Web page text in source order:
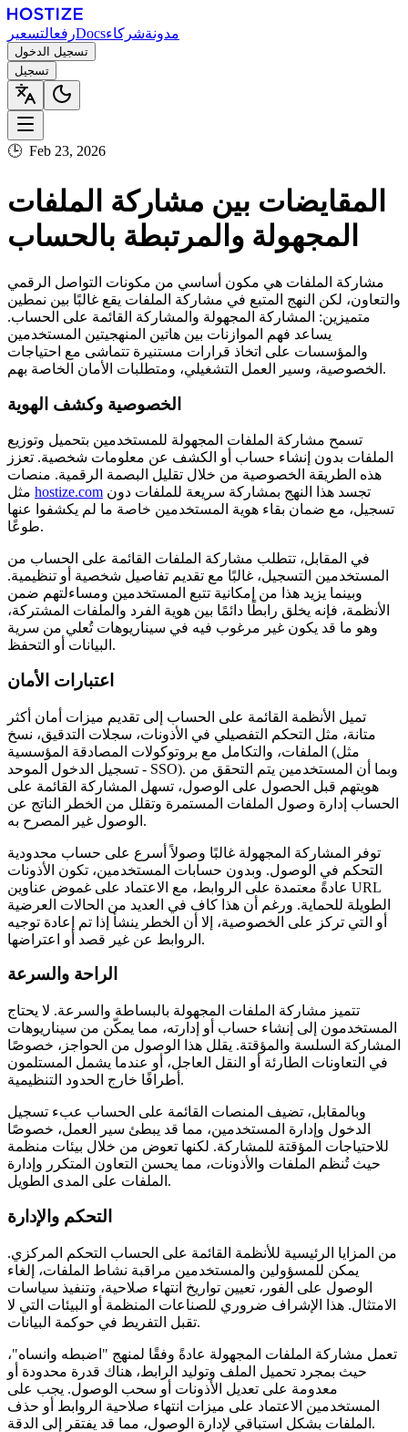
رفعالتسعير Docs مدونةشركاء
تسجيل الدخول
تسجيل
🕒 Feb 23, 2026
المقايضات بين مشاركة الملفات
المجهولة والمرتبطة بالحساب
مشاركة الملفات هي مكون أساسي من مكونات التواصل الرقمي
والتعاون، لكن النهج المتبع في مشاركة الملفات يقع غالبًا بين نمطين
متميزين: المشاركة المجهولة والمشاركة القائمة على الحساب.
يساعد فهم الموازنات بين هاتين المنهجيتين المستخدمين
والمؤسسات على اتخاذ قرارات مستنيرة تتماشى مع احتياجات
الخصوصية، وسير العمل التشغيلي، ومتطلبات الأمان الخاصة بهم.
الخصوصية وكشف الهوية
تسمح مشاركة الملفات المجهولة للمستخدمين بتحميل وتوزيع
الملفات بدون إنشاء حساب أو الكشف عن معلومات شخصية. تعزز
هذه الطريقة الخصوصية من خلال تقليل البصمة الرقمية. منصات
hostize.com
تسجيل، مع ضمان بقاء هوية المستخدمين خاصة ما لم يكشفوا عنها
طوعًا.
في المقابل، تتطلب مشاركة الملفات القائمة على الحساب من
المستخدمين التسجيل، غالبًا مع تقديم تفاصيل شخصية أو تنظيمية.
وبينما يزيد هذا من إمكانية تتبع المستخدمين ومساءلتهم ضمن
الأنظمة، فإنه يخلق رابطًا دائمًا بين هوية الفرد والملفات المشتركة،
وهو ما قد يكون غير مرغوب فيه في سيناريوهات تُعلي من سرية
البيانات أو التحفظ.
اعتبارات الأمان
تميل الأنظمة القائمة على الحساب إلى تقديم ميزات أمان أكثر
متانة، مثل التحكم التفصيلي في الأذونات، سجلات التدقيق، نسخ
الملفات، والتكامل مع بروتوكولات المصادقة المؤسسية (مثل
تسجيل الدخول الموحد - SSO). وبما أن المستخدمين يتم التحقق من
هويتهم قبل الحصول على الوصول، تسهل المشاركة القائمة على
الحساب إدارة وصول الملفات المستمرة وتقلل من الخطر الناتج عن
الوصول غير المصرح به.
توفر المشاركة المجهولة غالبًا وصولاً أسرع على حساب محدودية
التحكم في الوصول. وبدون حسابات المستخدمين، تكون الأذونات
عادةً معتمدة على الروابط، مع الاعتماد على غموض عناوين URL
الطويلة للحماية. ورغم أن هذا كاف في العديد من الحالات العرضية
أو التي تركز على الخصوصية، إلا أن الخطر ينشأ إذا تم إعادة توجيه
الروابط عن غير قصد أو اعتراضها.
الراحة والسرعة
تتميز مشاركة الملفات المجهولة بالبساطة والسرعة. لا يحتاج
المستخدمون إلى إنشاء حساب أو إدارته، مما يمكّن من سيناريوهات
المشاركة السلسة والمؤقتة. يقلل هذا الوصول من الحواجز، خصوصًا
في التعاونات الطارئة أو النقل العاجل، أو عندما يشمل المستلمون
أطرافًا خارج الحدود التنظيمية.
وبالمقابل، تضيف المنصات القائمة على الحساب عبء تسجيل
الدخول وإدارة المستخدمين، مما قد يبطئ سير العمل، خصوصًا
للاحتياجات المؤقتة للمشاركة. لكنها تعوض من خلال بيئات منظمة
حيث تُنظم الملفات والأذونات، مما يحسن التعاون المتكرر وإدارة
الملفات على المدى الطويل.
التحكم والإدارة
من المزايا الرئيسية للأنظمة القائمة على الحساب التحكم المركزي.
يمكن للمسؤولين والمستخدمين مراقبة نشاط الملفات، إلغاء
الوصول على الفور، تعيين تواريخ انتهاء صلاحية، وتنفيذ سياسات
الامتثال. هذا الإشراف ضروري للصناعات المنظمة أو البيئات التي لا
تقبل التفريط في حوكمة البيانات.
تعمل مشاركة الملفات المجهولة عادةً وفقًا لمنهج "اضبطه وانساه"،
حيث بمجرد تحميل الملف وتوليد الرابط، هناك قدرة محدودة أو
معدومة على تعديل الأذونات أو سحب الوصول. يجب على
المستخدمين الاعتماد على ميزات انتهاء صلاحية الروابط أو حذف
الملفات بشكل استباقي لإدارة الوصول، مما قد يفتقر إلى الدقة.